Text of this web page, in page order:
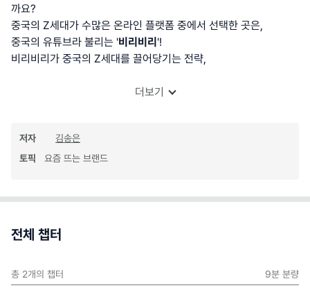
까요?
중국의 Z세대가 수많은 온라인 플랫폼 중에서 선택한 곳은,
중국의 유튜브라 불리는 '비리비리 '!
비리비리가 중국의 Z세대를 끌어당기는 전략,
더보기
저자
김송은
토픽
요즘 뜨는 브랜드
전체 챕터
총 2개의 챕터 9분 분량